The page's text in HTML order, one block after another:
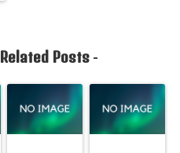
Related Posts-